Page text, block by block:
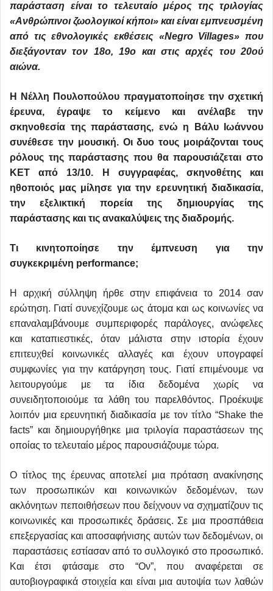
παράσταση είναι το τελευταίο μέρος της τριλογίας
«Ανθρώπινοι ζωολογικοί κήποι» και είναι εμπνευσμένη
από τις εθνολογικές εκθέσεις «Negro Villages» που
διεξάγονταν τον 18ο, 19ο και στις αρχές του 20ού
αιώνα.
Η Νέλλη Πουλοπούλου πραγματοποίησε την σχετική
έρευνα, έγραψε το κείμενο και ανέλαβε την
σκηνοθεσία της παράστασης, ενώ η Βάλυ Ιωάννου
συνέθεσε την μουσική. Οι δυο τους μοιράζονται τους
ρόλους της παράστασης που θα παρουσιάζεται στο
ΚΕΤ από 13/10. Η συγγραφέας, σκηνοθέτης και
ηθοποιός μας μίλησε για την ερευνητική διαδικασία,
την εξελικτική πορεία της δημιουργίας της
παράστασης και τις ανακαλύψεις της διαδρομής.
Τι κινητοποίησε την έμπνευση για την
συγκεκριμένη performance;
Η αρχική σύλληψη ήρθε στην επιφάνεια το 2014 σαν
ερώτηση. Γιατί συνεχίζουμε ως άτομα και ως κοινωνίες να
επαναλαμβάνουμε συμπεριφορές παράλογες, ανώφελες
και καταπιεστικές, όταν μάλιστα στην ιστορία έχουν
επιτευχθεί κοινωνικές αλλαγές και έχουν υπογραφεί
συμφωνίες για την κατάργηση τους. Γιατί επιμένουμε να
λειτουργούμε με τα ίδια δεδομένα χωρίς να
συνειδητοποιούμε τα λάθη του παρελθόντος. Προέκυψε
λοιπόν μια ερευνητική διαδικασία με τον τίτλο “Shake the
facts” και δημιουργήθηκε μια τριλογία παραστάσεων της
οποίας το τελευταίο μέρος παρουσιάζουμε τώρα.
Ο τίτλος της έρευνας αποτελεί μια πρόταση ανακίνησης
των προσωπικών και κοινωνικών δεδομένων, των
ακλόνητων πεποιθήσεων που δείχνουν να σχηματίζουν τις
κοινωνικές και προσωπικές δράσεις. Σε μια προσπάθεια
επεξεργασίας και αποσαφήνισης αυτών των δεδομένων, οι
παραστάσεις εστίασαν από το συλλογικό στο προσωπικό.
Και έτσι φτάσαμε στο “Ον”, που αναφέρεται σε
αυτοβιογραφικά στοιχεία και είναι μια αυτοψία των λαθών